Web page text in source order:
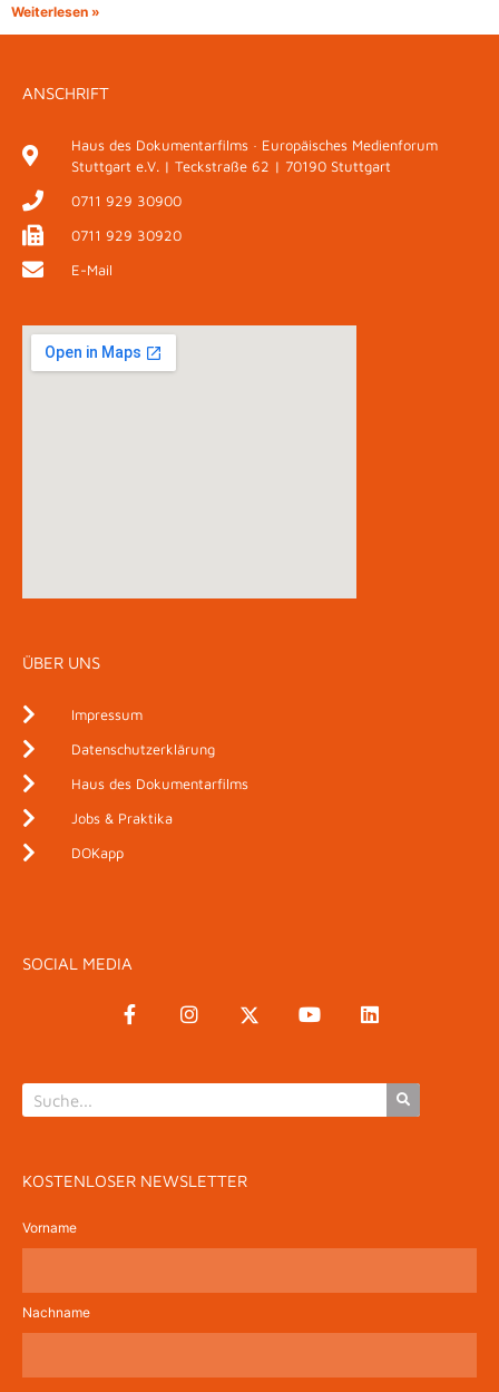
Weiterlesen »
ANSCHRIFT
Haus des Dokumentarfilms · Europäisches Medienforum
Stuttgart e.V. | Teckstraße 62 | 70190 Stuttgart
0711 929 30900
0711 929 30920
E-Mail
ÜBER UNS
Impressum
Datenschutzerklärung
Haus des Dokumentarfilms
Jobs & Praktika
DOKapp
SOCIAL MEDIA
KOSTENLOSER NEWSLETTER
Vorname
Nachname